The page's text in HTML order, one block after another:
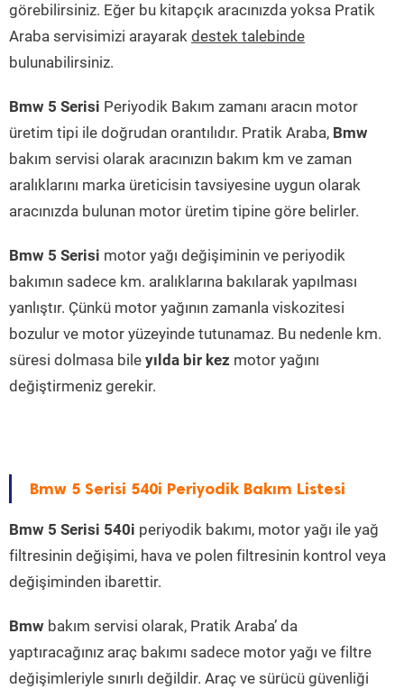
görebilirsiniz. Eğer bu kitapçık aracınızda yoksa Pratik
Araba servisimizi arayarak destek talebinde
bulunabilirsiniz.
Bmw 5 Serisi Periyodik Bakım zamanı aracın motor
üretim tipi ile doğrudan orantılıdır. Pratik Araba, Bmw
bakım servisi olarak aracınızın bakım km ve zaman
aralıklarını marka üreticisin tavsiyesine uygun olarak
aracınızda bulunan motor üretim tipine göre belirler.
Bmw 5 Serisi motor yağı değişiminin ve periyodik
bakımın sadece km. aralıklarına bakılarak yapılması
yanlıştır. Çünkü motor yağının zamanla viskozitesi
bozulur ve motor yüzeyinde tutunamaz. Bu nedenle km.
süresi dolmasa bile yılda bir kez motor yağını
değiştirmeniz gerekir.
Bmw 5 Serisi 540i Periyodik Bakım Listesi
Bmw 5 Serisi 540i periyodik bakımı, motor yağı ile yağ
filtresinin değişimi, hava ve polen filtresinin kontrol veya
değişiminden ibarettir.
Bmw bakım servisi olarak, Pratik Araba’ da
yaptıracağınız araç bakımı sadece motor yağı ve filtre
değişimleriyle sınırlı değildir. Araç ve sürücü güvenliği